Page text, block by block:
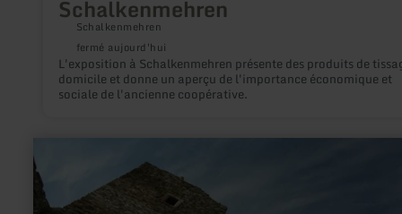
Schalkenmehren
Schalkenmehren
fermé aujourd'hui
L'exposition à Schalkenmehren présente des produits de
domicile et donne un aperçu de l'importance économique et
sociale de l'ancienne coopérative.
savoir
plus
sur